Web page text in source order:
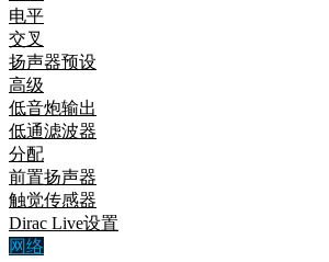
电平
交叉
扬声器预设
高级
低音炮输出
低通滤波器
分配
前置扬声器
触觉传感器
Dirac Live设置
网络